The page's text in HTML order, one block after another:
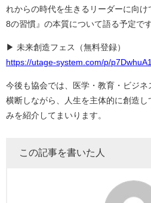
れからの時代を生きるリーダーに向
8の習慣』の本質について語る予定です
▶ 未来創造フェス（無料登録）
https://utage-system.com/p/
今後も協会では、医学・教育・ビジ
横断しながら、人生を主体的に創造し
みを紹介してまいります。
この記事を書いた人